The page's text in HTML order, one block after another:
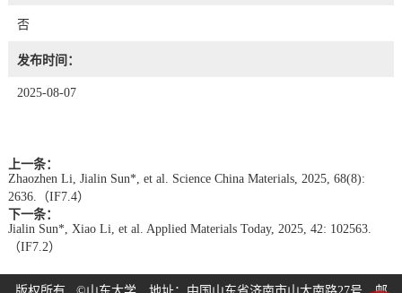
否
发布时间：
2025-08-07
上一条：
Zhaozhen Li, Jialin Sun*, et al. Science China Materials, 2025, 68(8):
2636.（IF7.4）
下一条：
Jialin Sun*, Xiao Li, et al. Applied Materials Today, 2025, 42: 102563.
（IF7.2）